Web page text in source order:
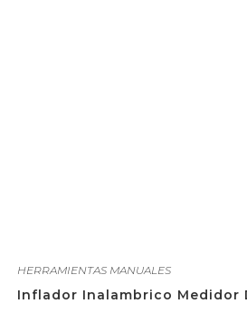
HERRAMIENTAS MANUALES
Inflador Inalambrico Medidor